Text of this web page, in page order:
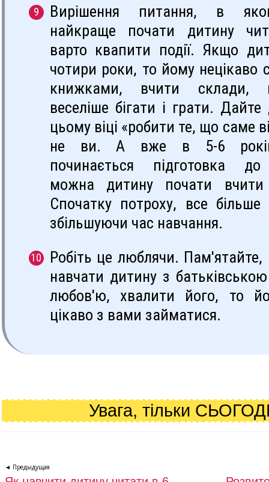
Вирішення питання, в
найкраще почати дитину
варто квапити події. Якщо
чотири роки, то йому нецікаво
книжками, вчити склади,
веселіше бігати і грати. Дайте
цьому віці «робити те, що саме
не ви. А вже в 5-6
починається підготовка
можна дитину почати вчити
Спочатку потроху, все більше
збільшуючи час навчання.
Робіть це люблячи.
навчати дитину з
любов'ю, хвалити його, то
цікаво з вами займатися.
Увага, тільки
◄ Предыдущая